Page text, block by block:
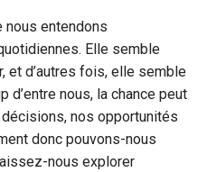
nous entendons
Elle semble
et d’autres fois, elle semble
d’entre nous, la chance peut
nos opportunités
donc pouvons-nous
nous explorer